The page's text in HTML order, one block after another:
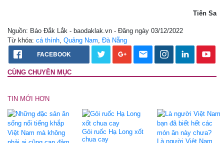
Tiên Sa
Nguồn: Báo Đắk Lắk - baodaklak.vn - Đăng ngày 03/12/2022
Từ khóa: cá thính Quảng Nam Đà Nẵng
FACEBOOK
CÙNG CHUYÊN MỤC
TIN MỚI HƠN
Gỏi ruốc Hạ Long xốt
chua cay
Là người Việt Nam